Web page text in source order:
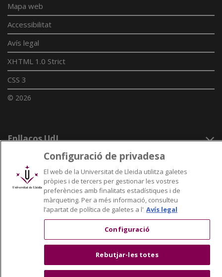
Mapa web
Accessibilitat
Avís legal
XHTML 1.0 Strict
CSS 3
© 2026
Enllaços UdL
Xarxes universitàries
Configuració de privadesa
El web de la Universitat de Lleida utilitza galetes
pròpies i de tercers per gestionar les vostres
preferències amb finalitats estadístiques i de
màrqueting. Per a més informació, consulteu
l’apartat de política de galetes a l' Avís legal
Configuració
Rebutjar-les totes